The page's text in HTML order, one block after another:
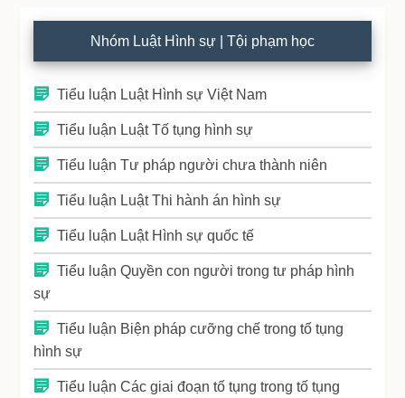
Nhóm Luật Hình sự | Tội phạm học
Tiểu luận Luật Hình sự Việt Nam
Tiểu luận Luật Tố tụng hình sự
Tiểu luận Tư pháp người chưa thành niên
Tiểu luận Luật Thi hành án hình sự
Tiểu luận Luật Hình sự quốc tế
Tiểu luận Quyền con người trong tư pháp hình
sự
Tiểu luận Biện pháp cưỡng chế trong tố tụng
hình sự
Tiểu luận Các giai đoạn tố tụng trong tố tụng